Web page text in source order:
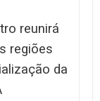
reunirá
regiões
da